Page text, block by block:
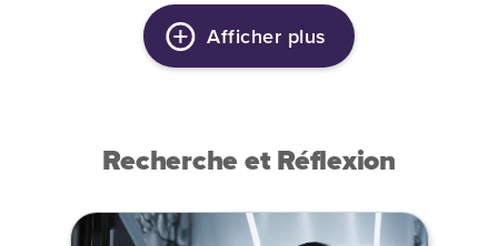
Afficher plus
Recherche et Réflexion